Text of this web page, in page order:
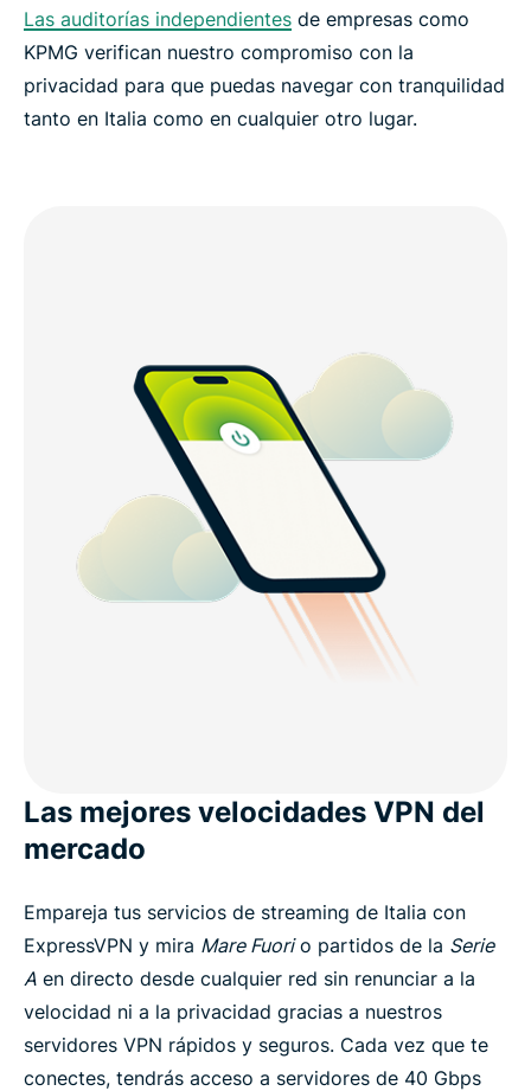
Las auditorías independientes de empresas como
KPMG verifican nuestro compromiso con la
privacidad para que puedas navegar con tranquilidad
tanto en Italia como en cualquier otro lugar.
Las mejores velocidades VPN del
mercado
Empareja tus servicios de streaming de Italia con
ExpressVPN y mira Mare Fuorio partidos de la Serie
A en directo desde cualquier red sin renunciar a la
velocidad ni a la privacidad gracias a nuestros
servidores VPN rápidos y seguros. Cada vez que te
conectes, tendrás acceso a servidores de 40 Gbps